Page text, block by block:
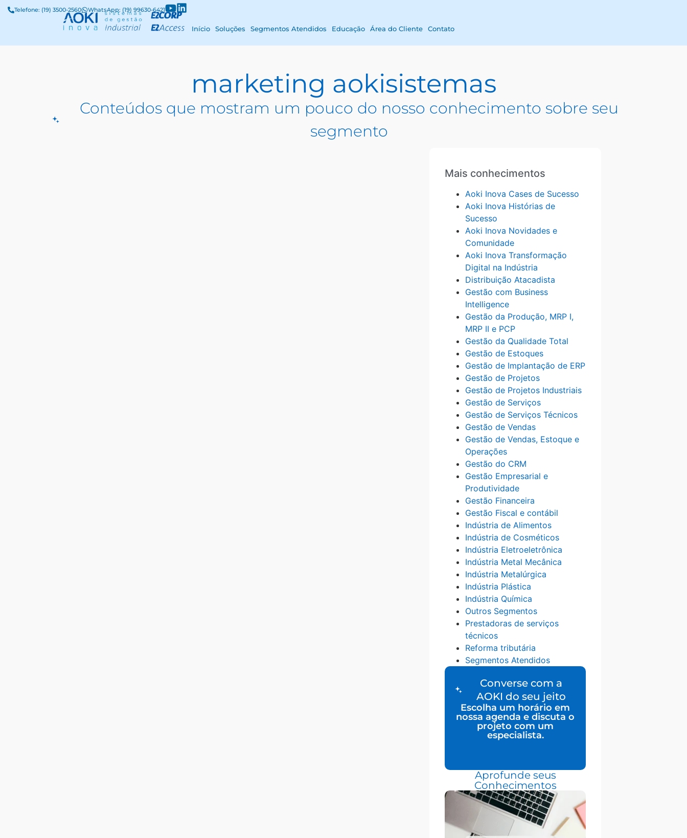
Telefone: (19) 3500-2560 WhatsApp: (19) 99630-6421
Início Soluções Segmentos Atendidos Educação Área do Cliente Contato
marketing aokisistemas
Conteúdos que mostram um pouco do nosso conhecimento sobre seu
segmento
Mais conhecimentos
Aoki Inova Cases de Sucesso
Aoki Inova Histórias de
Sucesso
Aoki Inova Novidades e
Comunidade
Aoki Inova Transformação
Digital na Indústria
Distribuição Atacadista
Gestão com Business
Intelligence
Gestão da Produção, MRP I,
MRP II e PCP
Gestão da Qualidade Total
Gestão de Estoques
Gestão de Implantação de ERP
Gestão de Projetos
Gestão de Projetos Industriais
Gestão de Serviços
Gestão de Serviços Técnicos
Gestão de Vendas
Gestão de Vendas, Estoque e
Operações
Gestão do CRM
Gestão Empresarial e
Produtividade
Gestão Financeira
Gestão Fiscal e contábil
Indústria de Alimentos
Indústria de Cosméticos
Indústria Eletroeletrônica
Indústria Metal Mecânica
Indústria Metalúrgica
Indústria Plástica
Indústria Química
Outros Segmentos
Prestadoras de serviços
técnicos
Reforma tributária
Segmentos Atendidos
Converse com a
AOKI do seu jeito
Escolha um horário em
nossa agenda e discuta o
projeto com um
especialista.
Aprofunde seus
Conhecimentos